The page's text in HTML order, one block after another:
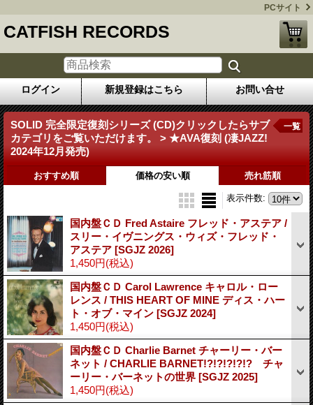
PCサイト
CATFISH RECORDS
ログイン 新規登録はこちら お問い合せ
SOLID 完全限定復刻シリーズ (CD)クリックしたらサブ
カテゴリをご覧いただけます。 > ★AVA復刻 (凄JAZZ!
2024年12月発売)
一覧
おすすめ順 価格の安い順 売れ筋順
表示件数:
国内盤ＣＤ Fred Astaire フレッド・アステア /
スリー・イヴニングス・ウィズ・フレッド・
アステア [SGJZ 2026]
1,450円(税込)
国内盤ＣＤ Carol Lawrence キャロル・ロー
レンス / THIS HEART OF MINE ディス・ハー
ト・オブ・マイン [SGJZ 2024]
1,450円(税込)
国内盤ＣＤ Charlie Barnet チャーリー・バー
ネット / CHARLIE BARNET!?!?!?!?!? チャ
ーリー・バーネットの世界 [SGJZ 2025]
1,450円(税込)